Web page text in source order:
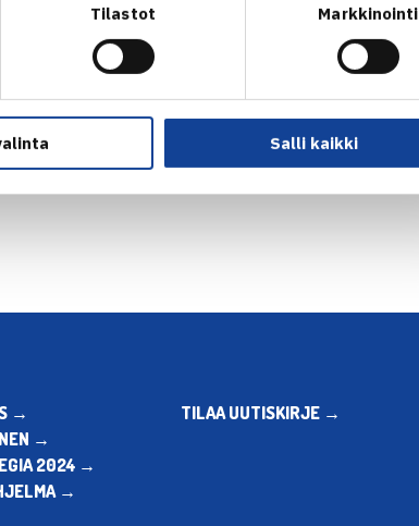
Tilastot Markkinointi
Salli kaikki
→
→
2024 →
→
TILAA UUTISKIRJE →